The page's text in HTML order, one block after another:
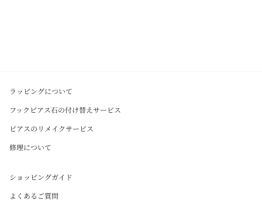
ラッピングについて
フックピアス石の付け替えサービス
ピアスのリメイクサービス
修理について
ショッピングガイド
よくあるご質問